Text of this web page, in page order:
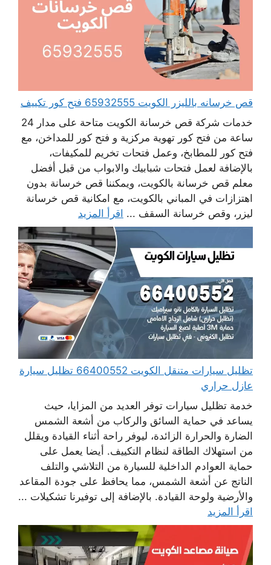
قص خرسانه بالليزر الكويت 65932555 فتح كور تكييف
خدمات شركة قص خرسانة الكويت متاحة على مدار 24
ساعة من فتح كور تهوية مركزية و فتح كور للمداخن، مع
فتح كور للمطابخ، وعمل فتحات تخريم للمكيفات،
بالإضافة لعمل فتحات شبابيك والابواب من قبل أفضل
معلم قص خرسانة بالكويت، ويمكننا قص خرسانة بدون
اهتزازات في المباني بالكويت، مع امكانية قص خرسانة
ليزر، وقص خرسانة السقف ... اقرأ المزيد
تظليل سيارات متنقل الكويت 66400552 تظليل سيارة
عازل حراري
خدمة تظليل سيارات توفر العديد من المزايا، حيث
يساعد في حماية السائق والركاب من أشعة الشمس
الضارة والحرارة الزائدة، ليوفر راحة أثناء القيادة ويقلل
من استهلاك الطاقة لنظام التكييف. أيضا يعمل على
حماية العوادم الداخلية للسيارة من التلاشي والتلف
الناتج عن أشعة الشمس، مما يحافظ على جودة المقاعد
والأرضية ولوحة القيادة. بالإضافة إلى توفيرنا تشكيلات ...
اقرأ المزيد